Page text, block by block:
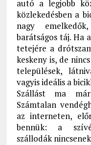
autó a legjobb
közlekedésben a
nagy
barátságos táj. Ha
tetejére a
keskeny is, de
települések,
vagyis ideális a
Szállást ma
Számtalan
az interneten,
bennük: a
szállodák